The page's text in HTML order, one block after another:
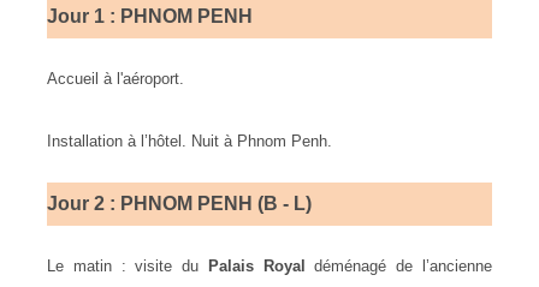
Jour 1 : PHNOM PENH
Accueil à l'aéroport.
Installation à l’hôtel. Nuit à Phnom Penh.
Jour 2 : PHNOM PENH (B - L)
Le matin : visite du Palais Royal
déménagé de l’ancienne